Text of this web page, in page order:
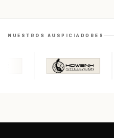
NUESTROS AUSPICIADORES